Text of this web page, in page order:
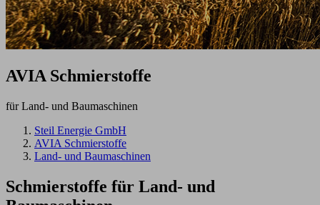
AVIA Schmierstoffe
für Land- und Baumaschinen
Steil Energie GmbH
AVIA Schmierstoffe
Land- und Baumaschinen
Schmierstoffe für Land- und